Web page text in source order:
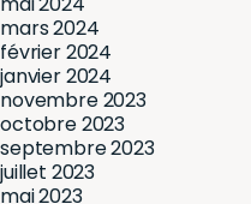
mars 2024
février 2024
janvier 2024
novembre 2023
octobre 2023
septembre 2023
juillet 2023
mai 2023